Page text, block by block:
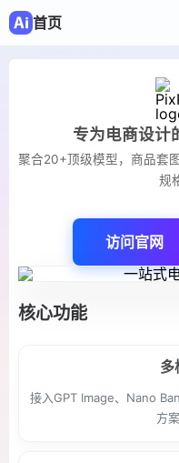
首页
专为电商设计
聚合20+顶级模型，商品套
规
访问官网
核心功能
多
接入GPT Image、Nano
方